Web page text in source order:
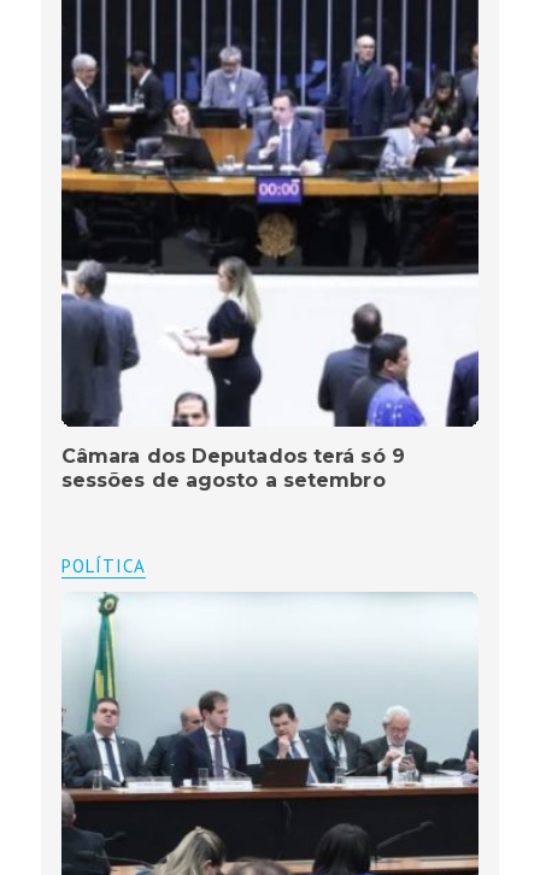
Câmara dos Deputados terá só 9
sessões de agosto a setembro
POLÍTICA